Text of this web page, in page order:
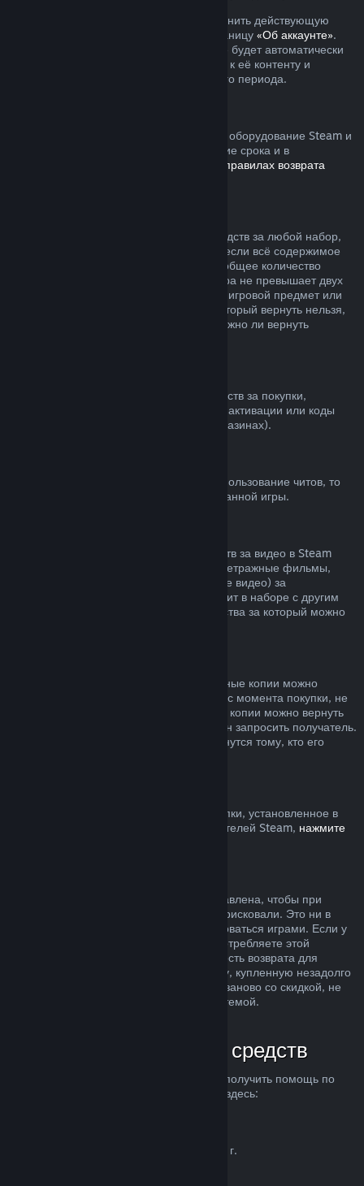
Обратите внимание, что вы можете отменить действующую
подписку в любое время, перейдя на станицу «Об аккаунте».
После отмены ваша подписка больше не будет автоматически
продлеваться, но у вас останется доступ к её контенту и
преимуществам до окончания платёжного периода.
Вы можете запросить возврат средств за оборудование Steam и
аксессуары, купленные в Steam, в течение срока и в
правилах возврата
Вы можете получить полный возврат средств за любой набор,
купленный в магазине Steam, но только если всё содержимое
набора находится на вашем аккаунте и общее количество
времени пользования товарами из набора не превышает двух
часов. Если к набору прилагается внутриигровой предмет или
дополнительный контент, средства за который вернуть нельзя,
при оформлении покупки вы узнаете, можно ли вернуть
Valve не может предложить возврат средств за покупки,
сделанные вне Steam (например, ключи активации или коды
кошелька Steam, купленные в других магазинах).
Если вы получили блокировку VAC за использование читов, то
вы теряете право на возврат заблокированной игры.
Мы не можем предложить возврат средств за видео в Steam
(например, полнометражные и короткометражные фильмы,
сериалы, их эпизоды, а также обучающие видео) за
исключением случаев, когда видео состоит в наборе с другим
контентом, не являющимся видео, средства за который можно
Средства за неактивированные подарочные копии можно
вернуть по обычным правилам (14 дней с момента покупки, не
больше 2 часов в игре). Активированные копии можно вернуть
по таким же условиям, но возврат должен запросить получатель.
Средства, потраченные на подарок, вернутся тому, кто его
Чтобы узнать, как право на отказ от покупки, установленное в
Европейском союзе, влияет на пользователей Steam, нажмите
Возможность делать возвраты была добавлена, чтобы при
покупке продуктов в Steam вы ничем не рисковали. Это ни в
коем случае не способ бесплатно пользоваться играми. Если у
нас возникнут подозрения, что вы злоупотребляете этой
системой, мы можем отменить возможность возврата для
вашего аккаунта. Возврат средств за игру, купленную незадолго
до начала распродажи, чтобы купить ее заново со скидкой, не
считается злоупотреблением нашей системой.
Как запросить возврат средств
Вы можете запросить возврат средств и получить помощь по
другим проблемам с покупками в Steam здесь:
Последнее обновление 23 апреля 2024 г.